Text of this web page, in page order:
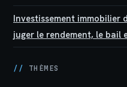
Investissement immobilier
juger le rendement, le bail
// THÈMES